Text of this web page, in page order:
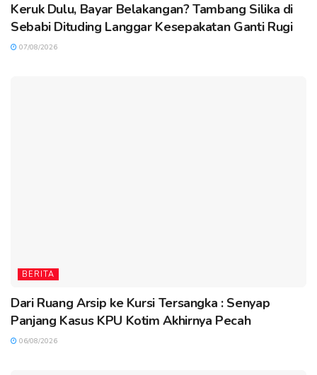
Keruk Dulu, Bayar Belakangan? Tambang Silika di
Sebabi Dituding Langgar Kesepakatan Ganti Rugi
07/08/2026
BERITA
Dari Ruang Arsip ke Kursi Tersangka : Senyap
Panjang Kasus KPU Kotim Akhirnya Pecah
06/08/2026